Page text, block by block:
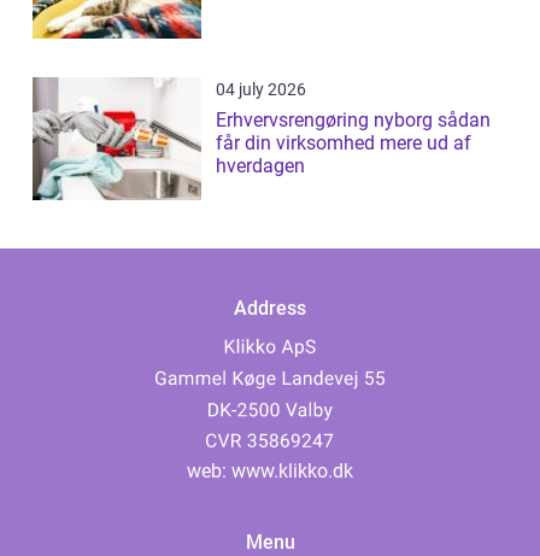
04 july 2026
Erhvervsrengøring nyborg sådan
får din virksomhed mere ud af
hverdagen
Address
web: www.klikko.dk
Menu